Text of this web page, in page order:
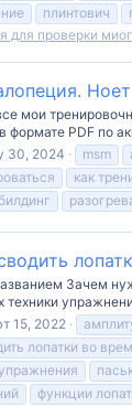
плинтович
для проверки
мои
формате PDF по
30, 2024 msm
как
Зачем
техники
15, 2022
лопатки во
функции